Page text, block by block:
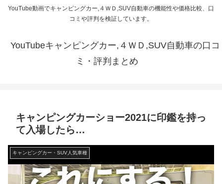
YouTube動画でキャンピングカー,４ＷＤ,SUV自動車の機能性や価格比較、口
コミや評判を検証しています。
YouTubeキャンピングカー,４ＷＤ,SUV自動車の口コ
ミ・評判まとめ
キャンピングカーショー2021に印鑑を持っ
て入場したら…
キャンピングカー・SUV人気車種